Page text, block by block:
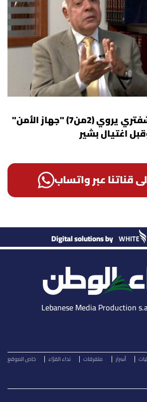
بالفيديو: أسعد شفتري يروي (2من7) "جهاز الأمن"
اغتيال بشير
قناتنا عبر واتساب
Digital solutions by
أسرار متفرقات نداء القرّاء خاص الموقع